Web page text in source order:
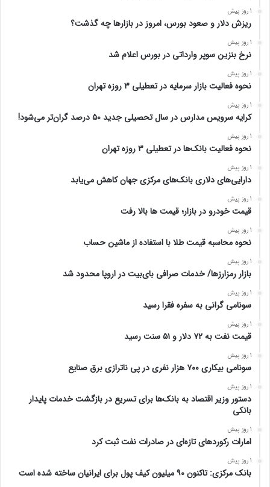
1 روز پیش
ریزش دلار و صعود بورس، امروز در بازارها چه گذشت؟
1 روز پیش
نرخ بنزین سوپر وارداتی در بورس اعلام شد
1 روز پیش
نحوه فعالیت بازار سرمایه در تعطیلی ۳ روزه تهران
1 روز پیش
کرایه سرویس مدارس در سال تحصیلی جدید ۵۰ درصد گران‌تر می‌شود!
1 روز پیش
نحوه فعالیت بانک‌ها در تعطیلی ۳ روزه تهران
1 روز پیش
دارایی‌های دلاری بانک‌های مرکزی جهان کاهش می‌یابد
1 روز پیش
قیمت خودرو در بازار؛ قیمت ها بالا رفت
1 روز پیش
نحوه محاسبه قیمت طلا با استفاده از ماشین حساب
1 روز پیش
بازار رمزارزها/ خدمات صرافی بای‌بیت در اروپا محدود شد
1 روز پیش
سونامی گرانی به سفره فقرا رسید
1 روز پیش
قیمت نفت به ۷۲ دلار و ۵۱ سنت رسید
1 روز پیش
سونامی بیکاری ۷۰۰ هزار نفری در پی ناترازی برق صنایع
1 روز پیش
دستور وزیر اقتصاد به بانک‌ها برای تسریع در بازگشت خدمات پایدار
بانکی
1 روز پیش
امارات رکورد‌های تازه‌ای در صادرات نفت ثبت کرد
1 روز پیش
بانک مرکزی: تاکنون ۹۰ میلیون کیف پول برای ایرانیان ساخته شده است